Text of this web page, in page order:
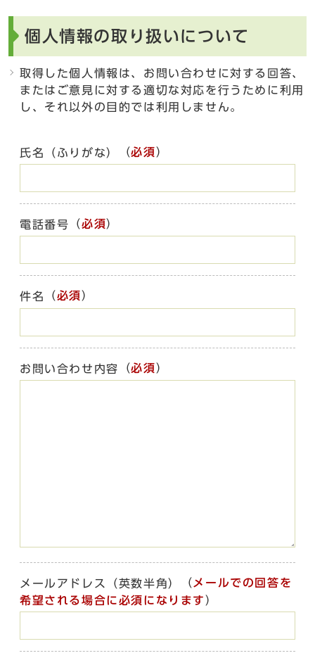
個人情報の取り扱いについて
取得した個人情報は、お問い合わせに対する回答、
またはご意見に対する適切な対応を行うために利用
し、それ以外の目的では利用しません。
氏名（ふりがな） （必須）
電話番号 （必須）
件名 （必須）
お問い合わせ内容 （必須）
メールアドレス（英数半角） （ メールでの回答を
希望される場合に必須になります ）